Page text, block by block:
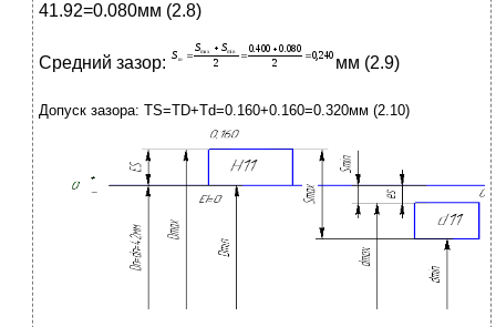
41.92=0.080мм (2.8)
Средний зазор: мм (2.9)
Допуск зазора: TS=TD+Td=0.160+0.160=0.320мм (2.10)